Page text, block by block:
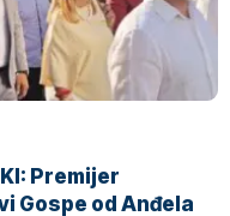
Premijer
Gospe od Anđela